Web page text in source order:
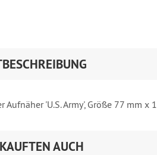
Aufnäher 'U.S. Army', Größe 77 mm x
AUCH